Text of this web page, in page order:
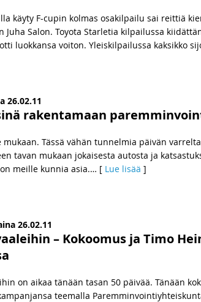
käyty F-cupin kolmas osakilpailu sai reittiä
Juha Salon. Toyota Starletia kilpailussa
luokkansa voiton. Yleiskilpailussa kaksikko
26.02.11
rakentamaan
Tässä vähän tunnelmia päivän
tavan mukaan jokaisesta autosta ja
meille kunnia asia.… [ Lue lisää ]
26.02.11
– Kokoomus ja Timo
on aikaa tänään tasan 50 päivää. Tänään
teemalla